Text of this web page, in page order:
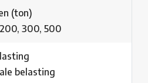
(ton)
200, 300, 500
belasting